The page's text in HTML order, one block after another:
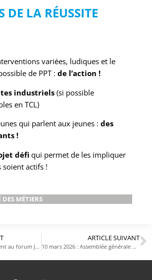
DE LA RÉUSSITE
variées, ludiques et le
de PPT : de l’action !
industriels (si possible
en TCL)
qui parlent aux jeunes : des
!
défi qui permet de les impliquer
soient actifs !
MÉTIERS
Quartier du médicament au forum Jeunes d’Avenirs
ARTICLE SUIVANT
10 mars 2026 : Assemblée générale de l’Afipral